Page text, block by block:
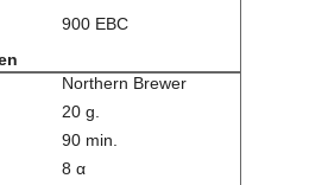
900 EBC
Northern Brewer
20 g.
90 min.
8 α